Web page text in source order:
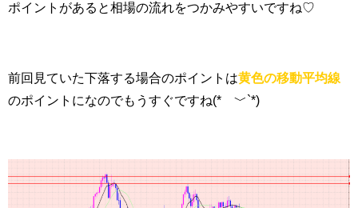
ポイントがあると相場の流れをつかみやすいですね♡
前回見ていた下落する場合のポイントは黄色の移動平均線
のポイントになのでもうすぐですね(*´﹀`*)